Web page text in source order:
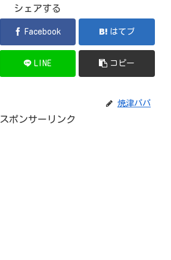
シェアする
Facebook はてブ
LINE コピー
焼津パパ
スポンサーリンク